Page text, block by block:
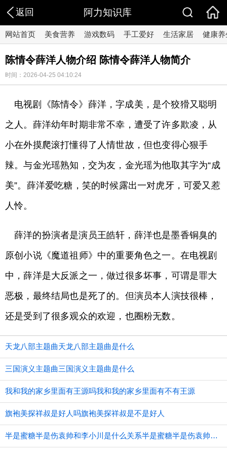
返回 阿力知识库
网站首页 美食营养 游戏数码 手工爱好 生活家居 健康养
陈情令薛洋人物介绍 陈情令薛洋人物简介
时间：2026-04-25 04:10:24
电视剧《陈情令》薛洋，字成美，是个狡猾又聪明
之人。薛洋幼年时期非常不幸，遭受了许多欺凌，从
小在外摸爬滚打懂得了人情世故，但也变得心狠手
辣。与金光瑶熟知，交为友，金光瑶为他取其字为“成
美”。薛洋爱吃糖，笑的时候露出一对虎牙，可爱又惹
人怜。
薛洋的扮演者是演员王皓轩，薛洋也是墨香铜臭的
原创小说《魔道祖师》中的重要角色之一。在电视剧
中，薛洋是大反派之一，做过很多坏事，可谓是罪大
恶极，最终结局也是死了的。但演员本人演技很棒，
还是受到了很多观众的欢迎，也圈粉无数。
天龙八部主题曲天龙八部主题曲是什么
三国演义主题曲三国演义主题曲是什么
我和我的家乡里面有王源吗我和我的家乡里面有不有王源
旗袍美探祥叔是好人吗旗袍美探祥叔是不是好人
半是蜜糖半是伤袁帅和李小川是什么关系半是蜜糖半是伤袁帅和李小川的关系